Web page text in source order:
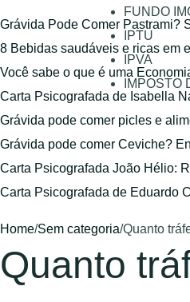
FUNDO
IPTU
IPVA
IMPOSTO
Grávida Pode Comer Pastrami?
8 Bebidas saudáveis e ricas em
Você sabe o que é uma
Carta Psicografada de Isabella
Grávida pode comer picles e
Grávida pode comer Ceviche?
Carta Psicografada João Hélio:
Carta Psicografada de Eduardo
Home/Sem categoria/Quanto
Quanto